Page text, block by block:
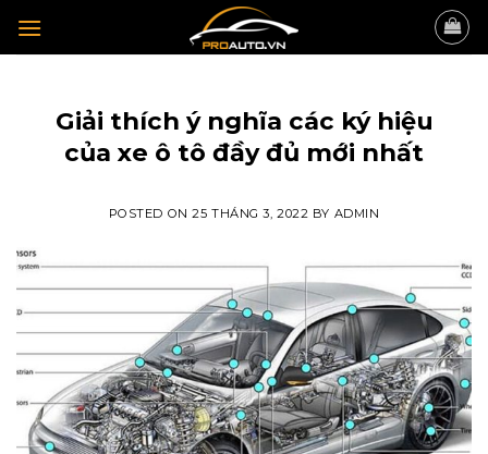
Giải thích ý nghĩa các ký hiệu
của xe ô tô đầy đủ mới nhất
POSTED ON25 THÁNG 3, 2022 BY ADMIN